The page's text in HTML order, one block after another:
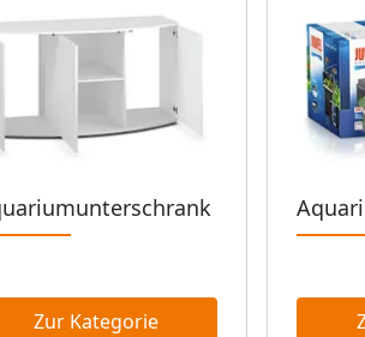
Zur Kategorie